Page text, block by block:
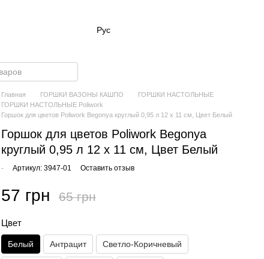
Рус
Главная ГОРШКИ ВАЗОНЫ КАШПО
ГОРШКИ НАСТОЛЬНЫЕ
ГОРШКИ НАСТОЛЬНЫЕ Poliwork
Горшок для цветов Рoliwork Begonya круглый 0,95 л 12 x 11 см, Цвет Белый
Горшок для цветов Рoliwork Begonya
круглый 0,95 л 12 x 11 см, Цвет Белый
- Артикул: 3947-01 Оставить отзыв
57 грн 65 грн
Цвет
Белый Антрацит Cветло-Коричневый